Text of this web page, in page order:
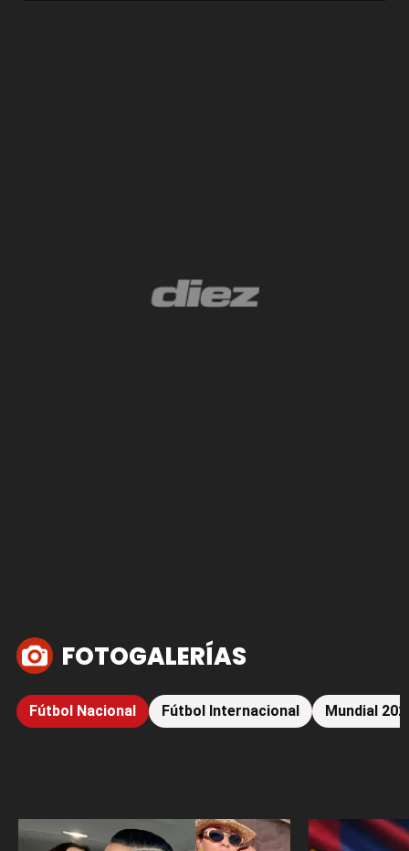
FOTOGALERÍAS
Fútbol Nacional Fútbol Internacional Mundial